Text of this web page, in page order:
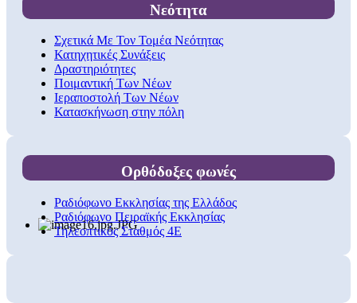
Νεότητα
Σχετικά Με Τον Τομέα Νεότητας
Κατηχητικές Συνάξεις
Δραστηριότητες
Ποιμαντική Των Νέων
Ιεραποστολή Των Νέων
Κατασκήνωση στην πόλη
Ορθόδοξες φωνές
Ραδιόφωνο Εκκλησίας της Ελλάδος
Ραδιόφωνο Πειραϊκής Εκκλησίας
Τηλεοπτικός Σταθμός 4Ε